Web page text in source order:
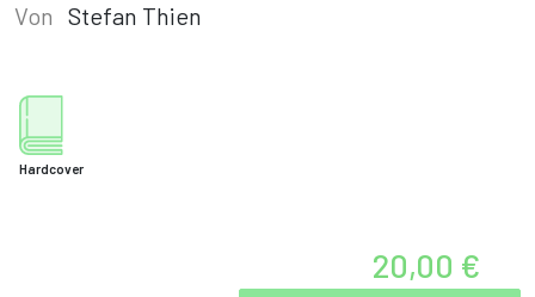
Von Stefan Thien
Hardcover
20,00 €